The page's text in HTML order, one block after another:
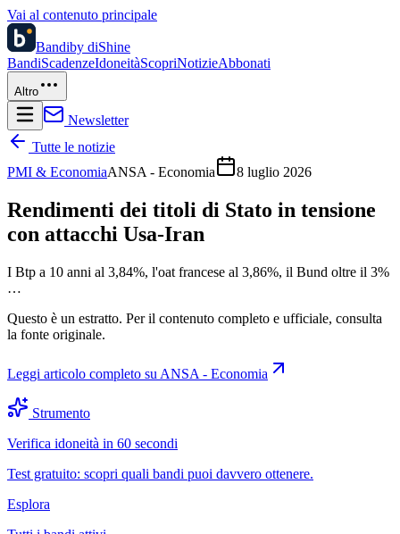
Vai al contenuto principale
Bandiby diShine
BandiScadenzeIdoneitàScopriNotizieAbbonati
Altro
Newsletter
Tutte le notizie
PMI & EconomiaANSA - Economia 8 luglio 2026
Rendimenti dei titoli di Stato in tensione
con attacchi Usa-Iran
I Btp a 10 anni al 3,84%, l'oat francese al 3,86%, il Bund oltre il 3%
…
Questo è un estratto. Per il contenuto completo e ufficiale, consulta
la fonte originale.
Leggi articolo completo su ANSA - Economia
Strumento
Verifica idoneità in 60 secondi
Test gratuito: scopri quali bandi puoi davvero ottenere.
Esplora